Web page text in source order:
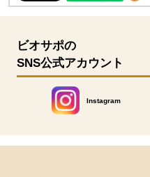
ビオサポの
SNS公式アカウント
Instagram
別のウィンドウで開